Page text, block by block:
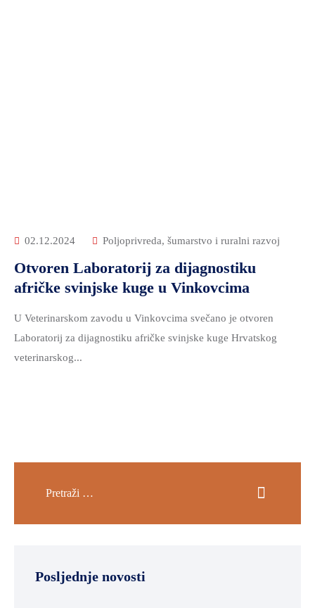
02.12.2024 Poljoprivreda, šumarstvo i ruralni razvoj
Otvoren Laboratorij za dijagnostiku
afričke svinjske kuge u Vinkovcima
U Veterinarskom zavodu u Vinkovcima svečano je otvoren
Laboratorij za dijagnostiku afričke svinjske kuge Hrvatskog
veterinarskog...
Posljednje novosti